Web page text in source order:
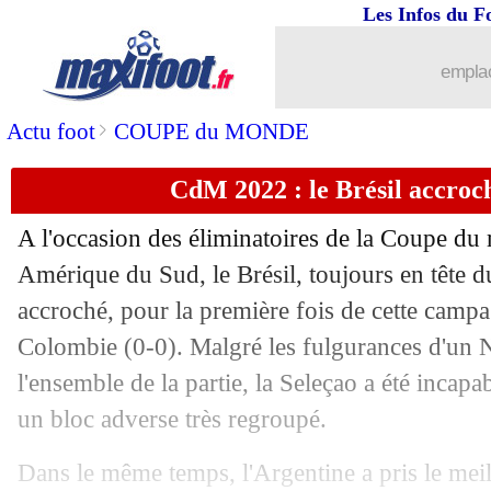
Actu foot> COUPE du MONDE
Les Infos du
CdM 2022 : le Brésil
A l'occasion des éliminatoires de la Coupe du
Amérique du Sud, le Brésil, toujours en tête
accroché, pour la première fois de cette
Colombie (0-0). Malgré les fulgurances d'un
l'ensemble de la partie, la Seleçao a été
un bloc adverse très regroupé.
Dans le même temps, l'Argentine a pris le
: le jackpot pour la FFF !
11/10 EdF: l'Euro, Deschamps a tourné la
11/10 VIDEO: Shaqiri fait polémique en
: Koeman, Pjanic en remet une
11/10 EdF: Mavuba savoure la revanche
11/10 Newcastle : 4 joueurs de MU déjà
11/10 Belgique : les Bleus, Martinez n'a pas
11/10 : Lemina victime d'un